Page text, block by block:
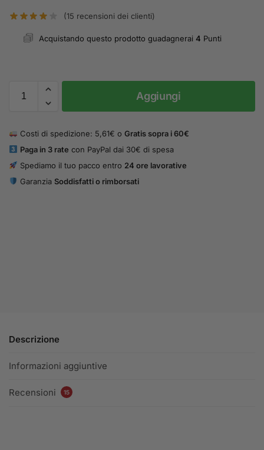
(15 recensioni dei clienti)
Acquistando questo prodotto guadagnerai 4 Punti
Aggiungi
Costi di spedizione: 5,61€ o Gratis sopra i 60€
Paga in 3 rate con PayPal dai 30€ di spesa
Spediamo il tuo pacco entro 24 ore lavorative
Garanzia Soddisfatti o rimborsati
Descrizione
Informazioni aggiuntive
Recensioni 15